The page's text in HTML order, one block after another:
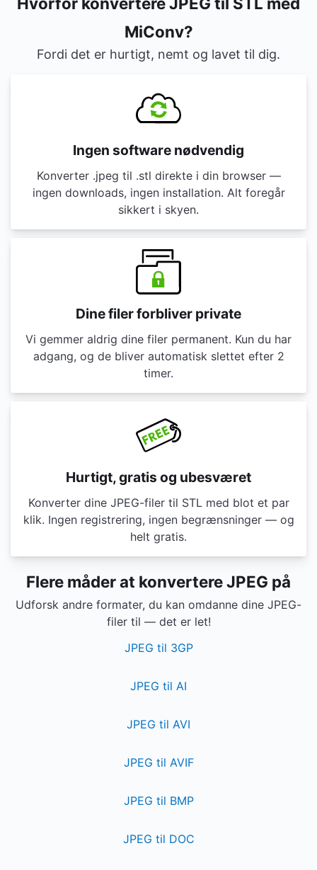
MiConv?
Fordi det er hurtigt, nemt og lavet til dig.
Ingen software nødvendig
Konverter .jpeg til .stl direkte i din browser —
ingen downloads, ingen installation. Alt foregår
sikkert i skyen.
Dine filer forbliver private
Vi gemmer aldrig dine filer permanent. Kun du har
adgang, og de bliver automatisk slettet efter 2
timer.
Hurtigt, gratis og ubesværet
Konverter dine JPEG-filer til STL med blot et par
klik. Ingen registrering, ingen begrænsninger — og
helt gratis.
Flere måder at konvertere JPEG på
Udforsk andre formater, du kan omdanne dine JPEG-
filer til — det er let!
JPEG til 3GP
JPEG til AI
JPEG til AVI
JPEG til AVIF
JPEG til BMP
JPEG til DOC